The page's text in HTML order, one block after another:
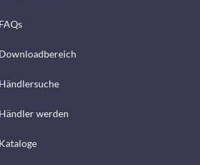
FAQs
Downloadbereich
Händlersuche
Händler werden
Kataloge